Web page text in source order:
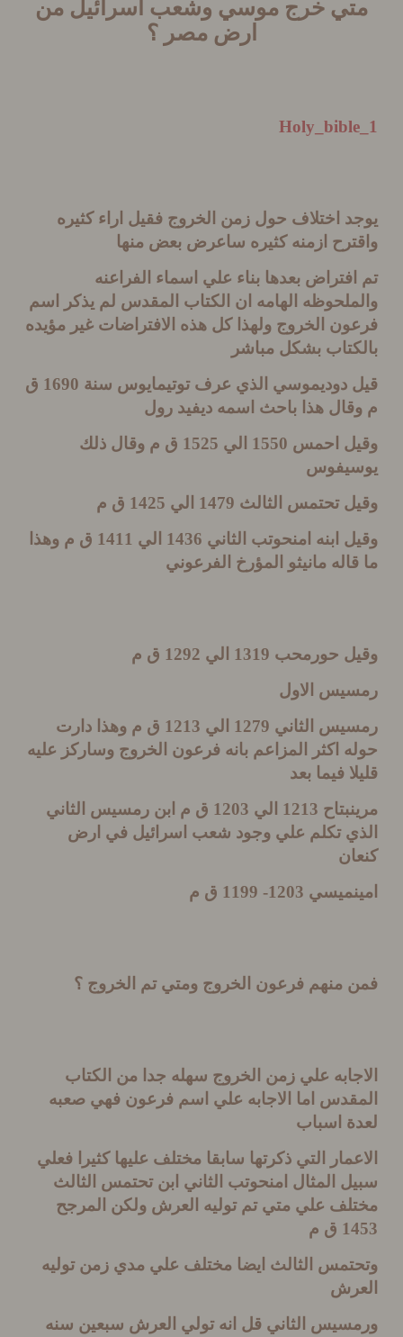
خرج موسي وشعب اسرائيل من
ارض مصر ؟
اختلاف حول زمن الخروج فقيل اراء كثيره
ازمنه كثيره ساعرض بعض منها
بعدها بناء علي اسماء الفراعنه
الهامه ان الكتاب المقدس لم يذكر اسم
الخروج ولهذا كل هذه الافتراضات غير مؤيده
بشكل مباشر
دوديموسي الذي عرف توتيمايوس سنة1690 ق
هذا باحث اسمه ديفيد رول
احمس 1550 الي1525 ق م وقال ذلك
تحتمس الثالث 1479 الي1425 ق م
ابنه امنحوتب الثاني 1436 الي1411 ق م وهذا
مانيثو المؤرخ الفرعوني
حورمحب1319 الي1292 ق م
الاول
الثاني 1279 الي1213 ق م وهذا دارت
اكثر المزاعم بانه فرعون الخروج وساركز عليه
فيما بعد
1213 الي1203 ق م ابن رمسيس الثاني
تكلم علي وجود شعب اسرائيل في ارض
1203- 1199 ق م
منهم فرعون الخروج ومتي تم الخروج ؟
علي زمن الخروج سهله جدا من الكتاب
اما الاجابه علي اسم فرعون فهي صعبه
اسباب
التي ذكرتها سابقا مختلف عليها كثيرا فعلي
المثال امنحوتب الثاني ابن تحتمس الثالث
علي متي تم توليه العرش ولكن المرجح
ق م
الثالث ايضا مختلف علي مدي زمن توليه
الثاني قل انه تولي العرش سبعين سنه